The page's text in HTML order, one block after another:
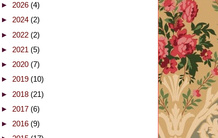
► 2026 (4)
► 2024 (2)
► 2022 (2)
► 2021 (5)
► 2020 (7)
► 2019 (10)
► 2018 (21)
► 2017 (6)
► 2016 (9)